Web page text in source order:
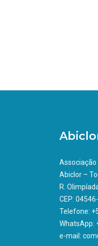
Associação
Abiclor –
R.
CEP:
Telefone:
WhatsApp:
e-mail: